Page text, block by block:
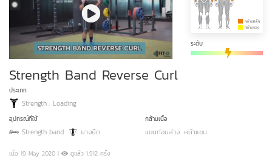
ระดับ
Strength Band Reverse Curl
ประเภท
Strength : Loading
อุปกรณ์ที่ใช้
Strength band ยางยืด
กล้ามเนื้อ
แขนท่อนล่าง หน้าแขน
เมื่อ 19 May 2020 | ดูแล้ว 1,912 ครั้ง